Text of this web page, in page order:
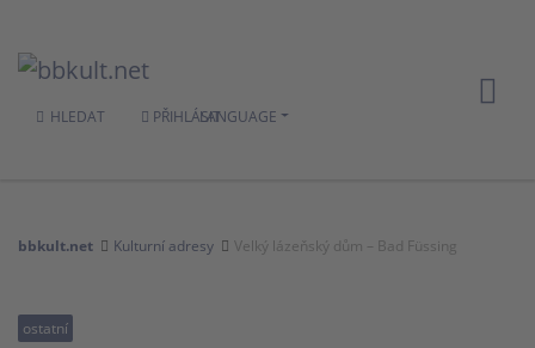
HLEDAT PŘIHLÁSITLANGUAGE
bbkult.net Kulturní adresy Velký lázeňský dům – Bad Füssing
ostatní